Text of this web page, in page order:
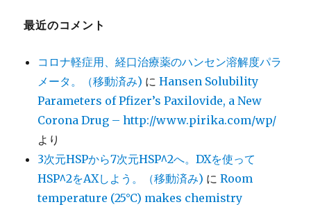
最近のコメント
コロナ軽症用、経口治療薬のハンセン溶解度パラ
メータ。（移動済み) にHansen Solubility
Parameters of Pfizer’s Paxilovide, a New
Corona Drug – http://www.pirika.com/wp/
より
3次元HSPから7次元HSP^2へ。DXを使って
HSP^2をAXしよう。（移動済み) にRoom
temperature (25°C) makes chemistry